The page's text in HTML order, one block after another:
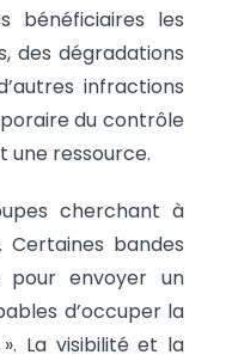
bénéficiaires les
des dégradations
infractions
du contrôle
une ressource.
cherchant à
bandes
pour envoyer un
d’occuper la
La visibilité et la